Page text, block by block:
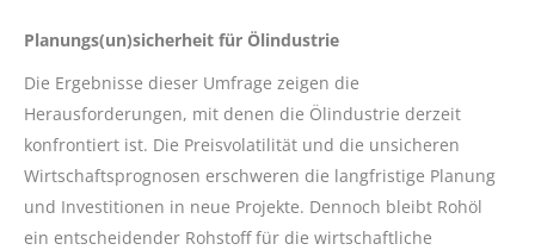
Planungs(un)sicherheit für Ölindustrie
Die Ergebnisse dieser Umfrage zeigen die
Herausforderungen, mit denen die Ölindustrie derzeit
konfrontiert ist. Die Preisvolatilität und die unsicheren
Wirtschaftsprognosen erschweren die langfristige Planung
und Investitionen in neue Projekte. Dennoch bleibt Rohöl
ein entscheidender Rohstoff für die wirtschaftliche